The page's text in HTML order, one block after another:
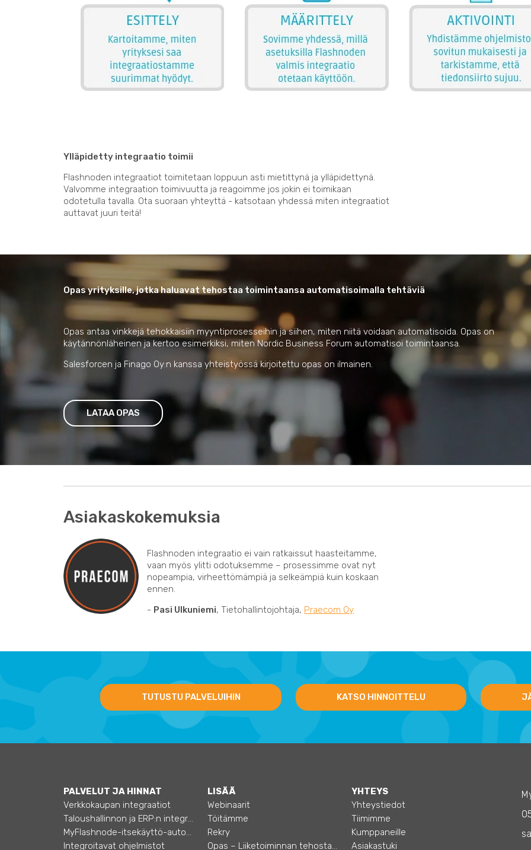
Ylläpidetty integraatio toimii
Flashnoden integraatiot toimitetaan loppuun asti mietittynä ja ylläpidettynä.
Valvomme integraation toimivuutta ja reagoimme jos jokin ei toimikaan
odotetulla tavalla. Ota suoraan yhteyttä - katsotaan yhdessä miten integraatiot
auttavat juuri teitä!
Opas yrityksille, jotka haluavat tehostaa toimintaansa automatisoimalla tehtäviä
Opas antaa vinkkejä tehokkaisiin myyntiprosesseihin ja siihen, miten niitä voidaan automatisoida. Opas on
käytännönläheinen ja kertoo esimerkiksi, miten Nordic Business Forum automatisoi toimintaansa.
Salesforcen ja Finago Oy:n kanssa yhteistyössä kirjoitettu opas on ilmainen.
LATAA OPAS
Asiakaskokemuksia
Flashnoden integraatio ei vain ratkaissut haasteitamme,
vaan myös ylitti odotuksemme – prosessimme ovat nyt
nopeampia, virheettömämpiä ja selkeämpiä kuin koskaan
ennen.
- Pasi Ulkuniemi, Tietohallintojohtaja, Praecom Oy
TUTUSTU PALVELUIHIN KATSO HINNOITTELU
PALVELUT JA HINNAT
Verkkokaupan integraatiot
Taloushallinnon ja ERP:n integraatiot
MyFlashnode-itsekäyttö-automaatio
Integroitavat ohjelmistot
LISÄÄ
Webinaarit
Töitämme
Rekry
Opas – Liiketoiminnan tehostamiseen
YHTEYS
Yhteystiedot
Tiimimme
Kumppaneille
Asiakastuki